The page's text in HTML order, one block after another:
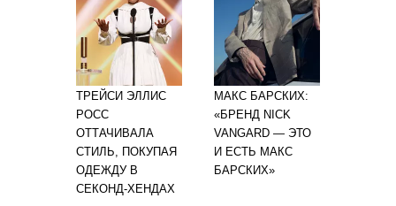
ТРЕЙСИ ЭЛЛИС
РОСС
ОТТАЧИВАЛА
СТИЛЬ, ПОКУПАЯ
ОДЕЖДУ В
СЕКОНД-ХЕНДАХ
МАКС БАРСКИХ:
«БРЕНД NICK
VANGARD — ЭТО
И ЕСТЬ МАКС
БАРСКИХ»